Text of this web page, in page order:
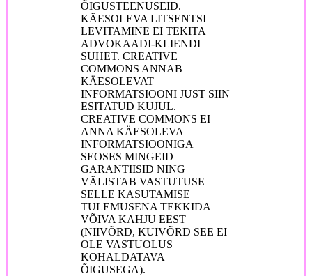
ÕIGUSTEENUSEID.
KÄESOLEVA LITSENTSI
LEVITAMINE EI TEKITA
ADVOKAADI-KLIENDI
SUHET. CREATIVE
COMMONS ANNAB
KÄESOLEVAT
INFORMATSIOONI JUST SIIN
ESITATUD KUJUL.
CREATIVE COMMONS EI
ANNA KÄESOLEVA
INFORMATSIOONIGA
SEOSES MINGEID
GARANTIISID NING
VÄLISTAB VASTUTUSE
SELLE KASUTAMISE
TULEMUSENA TEKKIDA
VÕIVA KAHJU EEST
(NIIVÕRD, KUIVÕRD SEE EI
OLE VASTUOLUS
KOHALDATAVA
ÕIGUSEGA).